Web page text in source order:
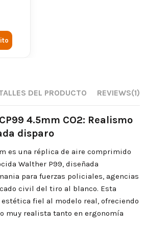
DEL PRODUCTO REVIEWS(1)
4.5mm CO2: Realismo
disparo
es una réplica de aire comprimido
Walther P99, diseñada
para fuerzas policiales, agencias
civil del tiro al blanco. Esta
fiel al modelo real, ofreciendo
muy realista tanto en ergonomía